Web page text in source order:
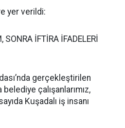
yer verildi:
SONRA İFTİRA İFADELERİ
gerçekleştirilen
çalışanlarımız,
Kuşadalı iş insanı